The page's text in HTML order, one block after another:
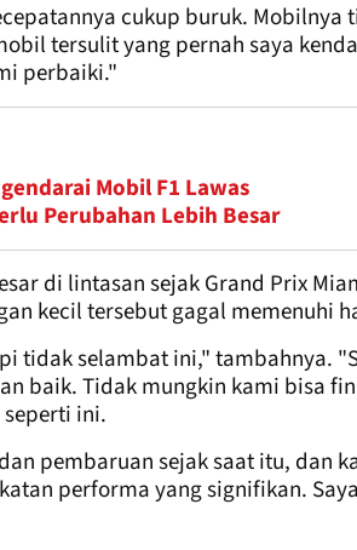
cukup buruk. Mobilnya
tersulit yang pernah saya
perbaiki."
Mobil F1 Lawas
Perubahan Lebih Besar
di lintasan sejak Grand Prix
kecil tersebut gagal memenuhi
tidak selambat ini," tambahnya.
baik. Tidak mungkin kami bisa
ini.
pembaruan sejak saat itu, dan
performa yang signifikan.